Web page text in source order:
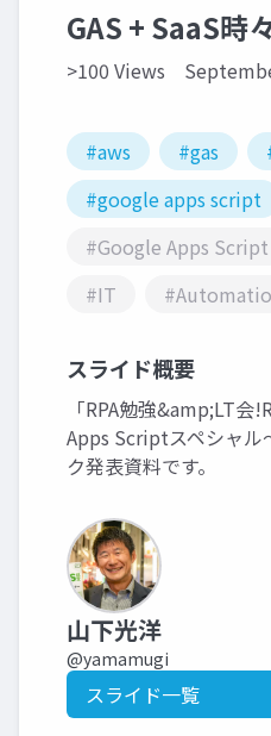
GAS + SaaS時
>100 Views
#aws #gas
#google apps script
#Google Apps Script
#IT
スライド概要
「RPA勉強&amp;LT
Apps Scriptスペシャル
ク発表資料です。
山下光洋
@yamamugi
スライド一覧